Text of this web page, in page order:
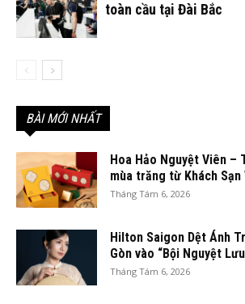
toàn cầu tại Đài Bắc
BÀI MỚI NHẤT
Hoa Hảo Nguyệt Viên –
mùa trăng từ Khách Sạn
Tháng Tám 6, 2026
Hilton Saigon Dệt Ánh
Gòn vào “Bội Nguyệt
Tháng Tám 6, 2026